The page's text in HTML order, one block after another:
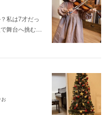
私は7才だっ
で舞台へ挑む…